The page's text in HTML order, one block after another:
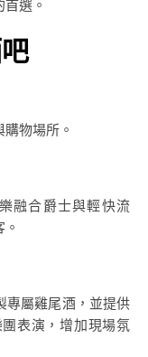
選。
物場所。
融合爵士與輕快流
專屬雞尾酒，並提供
表演，增加現場氛